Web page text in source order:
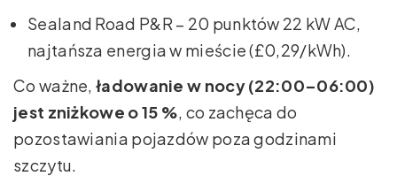
Sealand Road P&R – 20 punktów 22 kW AC,
najtańsza energia w mieście (£0,29/kWh).
Co ważne, ładowanie w nocy (22:00–06:00)
jest zniżkowe o 15 % , co zachęca do
pozostawiania pojazdów poza godzinami
szczytu.